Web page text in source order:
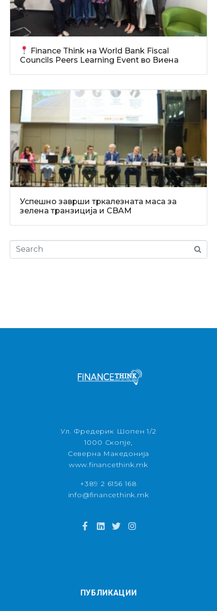
Finance Think на World Bank Fiscal
Councils Peers Learning Event во Виена
Успешно заврши тркалезната маса за
зелена транзиција и CBAM
Ул. Фредерик Шопен 1/2
1000 Скопје,
Северна Македонија
www.financethink.mk
+389 2 6156 168
info@financethink.mk
ПУБЛИКАЦИИ